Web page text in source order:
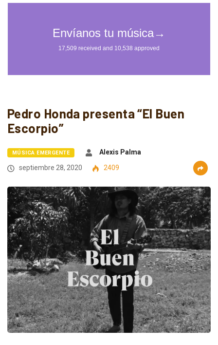
Pedro Honda presenta “El Buen
Escorpio”
MÚSICA EMERGENTE
Alexis Palma
septiembre 28, 2020
2409